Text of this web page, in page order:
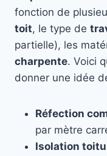
fonction de
toit, le type de
partielle), les
charpente. Voici
donner une idée
Réfection
par mètre
Isolation